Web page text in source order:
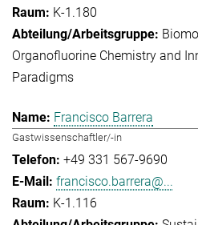
K-1.180
Organofluorine Chemistry and
Paradigms
Francisco Barrera
Gastwissenschaftler/-in
+49 331 567-9690
francisco.barrera@...
K-1.116